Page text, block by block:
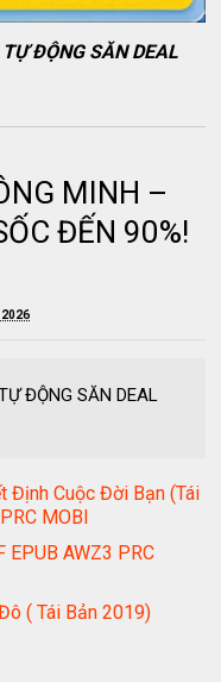
ĐỘNG SĂN DEAL
MINH –
ĐẾN 90%!
2026
ĐỘNG SĂN DEAL
Định Cuộc Đời Bạn (Tái
MOBI
AWZ3 PRC
( Tái Bản 2019)